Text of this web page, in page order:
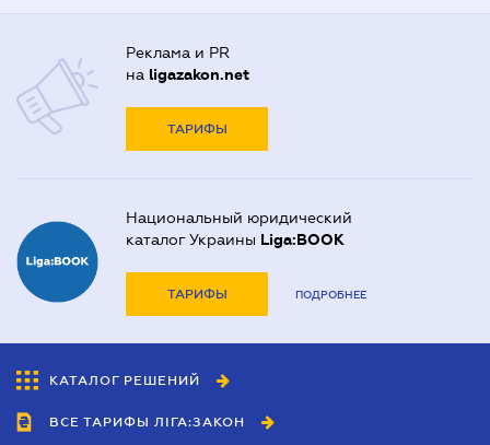
Реклама и PR
на ligazakon.net
ТАРИФЫ
Национальный юридический
каталог Украины Liga:BOOK
ТАРИФЫ ПОДРОБНЕЕ
КАТАЛОГ РЕШЕНИЙ
ВСЕ ТАРИФЫ ЛІГА:ЗАКОН